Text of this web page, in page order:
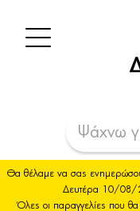
Θα θέλαμε να σας
Δευτέρα 10/08/
Όλες οι παραγγελίες που